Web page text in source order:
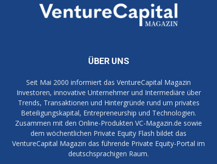
ÜBER UNS
Seit Mai 2000 informiert das VentureCapital Magazin
Investoren, innovative Unternehmer und Intermediäre über
Trends, Transaktionen und Hintergründe rund um privates
Beteiligungskapital, Entrepreneurship und Technologien.
Zusammen mit den Online-Produkten VC-Magazin.de sowie
dem wöchentlichen Private Equity Flash bildet das
VentureCapital Magazin das führende Private Equity-Portal im
deutschsprachigen Raum.